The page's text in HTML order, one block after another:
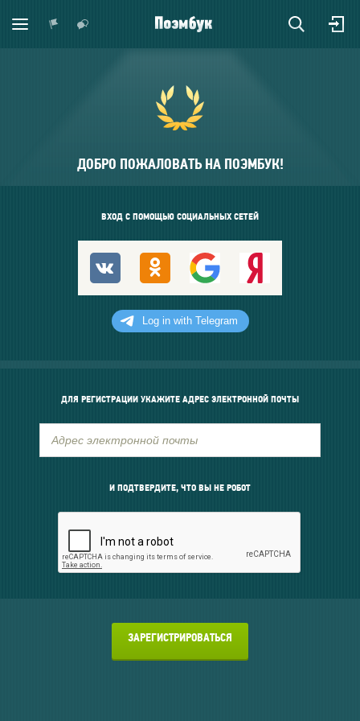
ДОБРО ПОЖАЛОВАТЬ НА ПОЭМБУК!
ВХОД С ПОМОЩЬЮ СОЦИАЛЬНЫХ СЕТЕЙ
ДЛЯ РЕГИСТРАЦИИ УКАЖИТЕ АДРЕС ЭЛЕКТРОННОЙ ПОЧТЫ
И ПОДТВЕРДИТЕ, ЧТО ВЫ НЕ РОБОТ
ЗАРЕГИСТРИРОВАТЬСЯ